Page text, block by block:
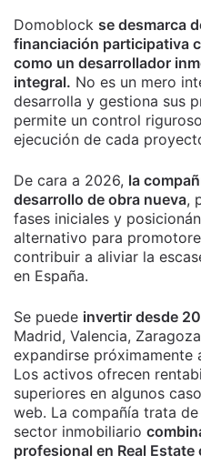
Domoblock se desmarca
financiación participativa
como un desarrollador
integral. No es un mero
desarrolla y gestiona sus
permite un control
ejecución de cada
De cara a 2026, la
desarrollo de obra nueva,
fases iniciales y
alternativo para
contribuir a aliviar la
en España.
Se puede invertir desde
Madrid, Valencia,
expandirse próximamente
Los activos ofrecen
superiores en algunos
web. La compañía trata
sector inmobiliario
profesional en Real